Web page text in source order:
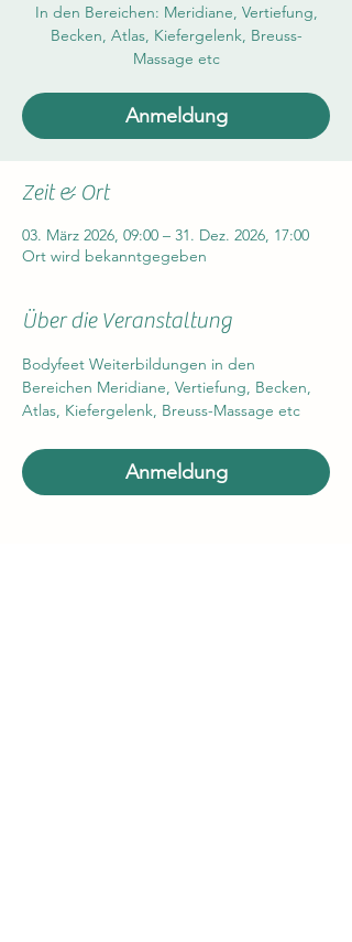
In den Bereichen: Meridiane, Vertiefung,
Becken, Atlas, Kiefergelenk, Breuss-
Massage etc
Anmeldung
Zeit & Ort
03. März 2026, 09:00 – 31. Dez. 2026, 17:00
Ort wird bekanntgegeben
Über die Veranstaltung
Bodyfeet Weiterbildungen in den
Bereichen Meridiane, Vertiefung, Becken,
Atlas, Kiefergelenk, Breuss-Massage etc
Anmeldung